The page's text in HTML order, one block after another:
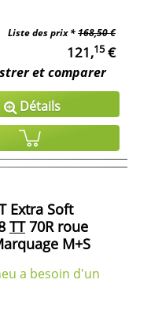
Liste des prix *168,50 €
121,15€
et comparer
Détails
Extra Soft
TT70R roue
M+S
a besoin d'un